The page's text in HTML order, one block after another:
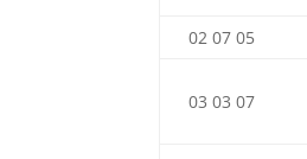
02 07 05
03 03 07